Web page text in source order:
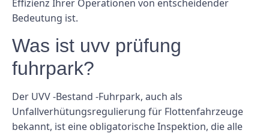
Effizienz Ihrer Operationen von entscheidender
Bedeutung ist.
Was ist uvv prüfung
fuhrpark?
Der UVV -Bestand -Fuhrpark, auch als
Unfallverhütungsregulierung für Flottenfahrzeuge
bekannt, ist eine obligatorische Inspektion, die alle